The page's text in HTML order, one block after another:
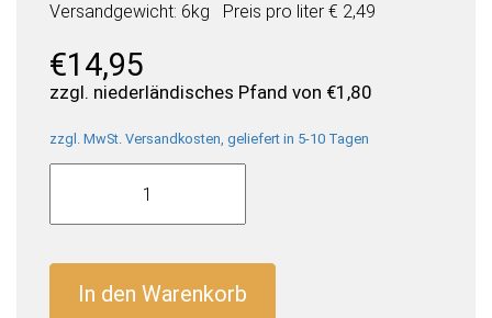
Versandgewicht: 6kg Preis pro liter € 2,49
€14,95
zzgl. niederländisches Pfand von €1,80
zzgl. MwSt. Versandkosten, geliefert in 5-10 Tagen
Monster
Rehab
PeachIn den Warenkorb